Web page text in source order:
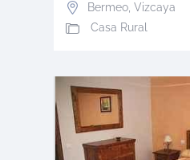
Bermeo, Vizcaya
Casa Rural